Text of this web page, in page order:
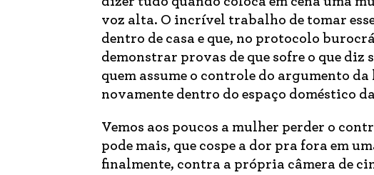
voz alta. O incrível trabalho de tomar
dentro de casa e que, no protocolo
demonstrar provas de que sofre o que
quem assume o controle do argumento
novamente dentro do espaço doméstico
Vemos aos poucos a mulher perder o
pode mais, que cospe a dor pra fora em
finalmente, contra a própria câmera de